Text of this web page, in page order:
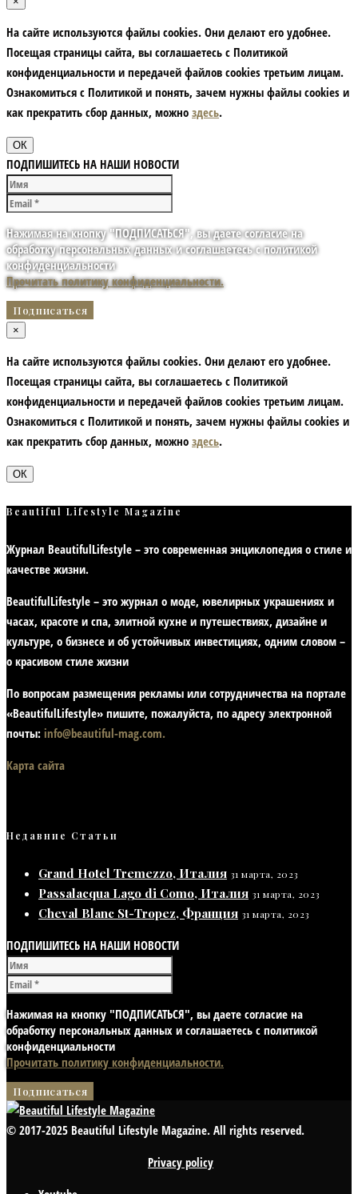
На сайте используются файлы cookies. Они делают его удобнее.
Посещая страницы сайта, вы соглашаетесь с Политикой
конфиденциальности и передачей файлов cookies третьим лицам.
Ознакомиться с Политикой и понять, зачем нужны файлы сookies и
как прекратить сбор данных, можно здесь.
ОК
ПОДПИШИТЕСЬ НА НАШИ НОВОСТИ
Нажимая на кнопку "ПОДПИСАТЬСЯ", вы даете согласие на
обработку персональных данных и соглашаетесь с политикой
конфиденциальности
Прочитать политику конфиденциальности.
×
На сайте используются файлы cookies. Они делают его удобнее.
Посещая страницы сайта, вы соглашаетесь с Политикой
конфиденциальности и передачей файлов cookies третьим лицам.
Ознакомиться с Политикой и понять, зачем нужны файлы сookies и
как прекратить сбор данных, можно здесь.
ОК
Beautiful Lifestyle Magazine
Журнал BeautifulLifestyle – это современная энциклопедия о стиле и
качестве жизни.
BeautifulLifestyle – это журнал о моде, ювелирных украшениях и
часах, красоте и спа, элитной кухне и путешествиях, дизайне и
культуре, о бизнесе и об устойчивых инвестициях, одним словом –
о красивом стиле жизни
По вопросам размещения рекламы или сотрудничества на портале
«BeautifulLifestyle» пишите, пожалуйста, по адресу электронной
почты: info@beautiful-mag.com.
Карта сайта
Недавние Статьи
Grand Hotel Tremezzo, Италия 31 марта, 2023
Passalacqua Lago di Como, Италия 31 марта, 2023
Cheval Blanc St-Tropez, Франция 31 марта, 2023
ПОДПИШИТЕСЬ НА НАШИ НОВОСТИ
Нажимая на кнопку "ПОДПИСАТЬСЯ", вы даете согласие на
обработку персональных данных и соглашаетесь с политикой
конфиденциальности
Прочитать политику конфиденциальности.
© 2017-2025 Beautiful Lifestyle Magazine. All rights reserved.
Privacy policy